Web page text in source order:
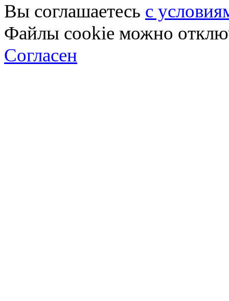
Вы соглашаетесь с
Файлы cookie можно
Согласен